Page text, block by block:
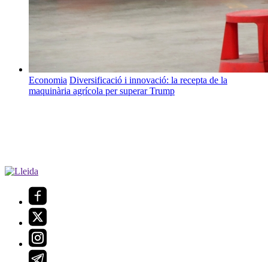
Economia Diversificació i innovació: la recepta de la
maquinària agrícola per superar Trump